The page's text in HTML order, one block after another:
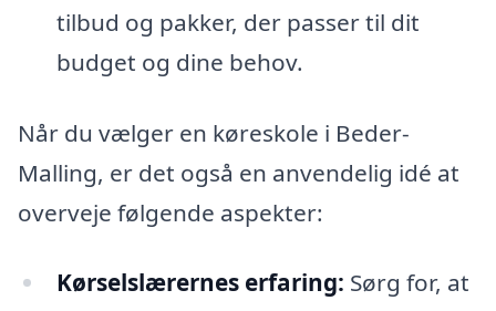
tilbud og pakker, der passer til dit
budget og dine behov.
Når du vælger en køreskole i Beder-
Malling, er det også en anvendelig idé at
overveje følgende aspekter:
Kørselslærernes erfaring: Sørg for, at